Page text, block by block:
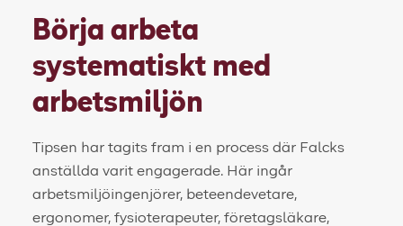
Börja arbeta
systematiskt med
arbetsmiljön
Tipsen har tagits fram i en process där Falcks
anställda varit engagerade. Här ingår
arbetsmiljöingenjörer, beteendevetare,
ergonomer, fysioterapeuter, företagsläkare,